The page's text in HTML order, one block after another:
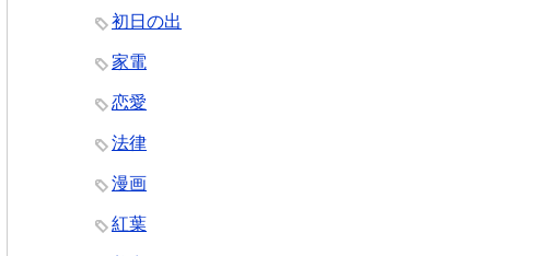
初日の出
家電
恋愛
法律
漫画
紅葉